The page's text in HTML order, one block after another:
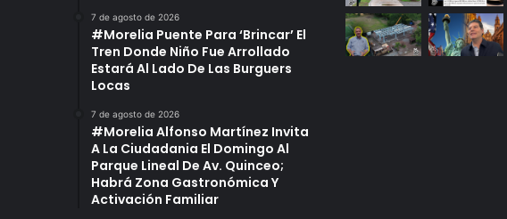
7 de agosto de 2026
#Morelia Puente Para ‘Brincar’ El
Tren Donde Niño Fue Arrollado
Estará Al Lado De Las Burguers
Locas
7 de agosto de 2026
#Morelia Alfonso Martínez Invita
A La Ciudadania El Domingo Al
Parque Lineal De Av. Quinceo;
Habrá Zona Gastronómica Y
Activación Familiar